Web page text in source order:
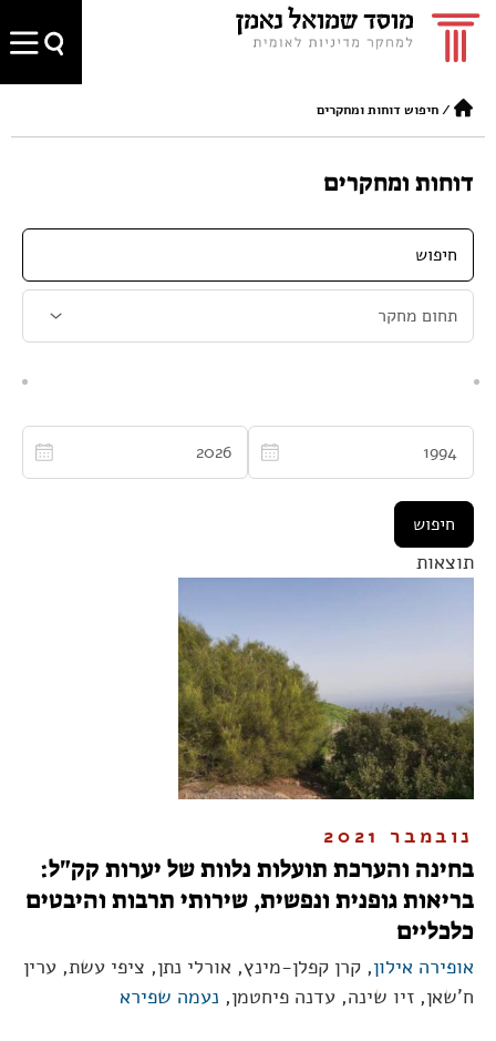
/חיפוש דוחות ומחקרים
דוחות ומחקרים
תוצאות
נובמבר 2021
בחינה והערכת תועלות נלוות של יערות קק"ל:
בריאות גופנית ונפשית, שירותי תרבות והיבטים
כלכליים
אופירה אילון, קרן קפלן-מינץ, אורלי נתן, ציפי עשת, ערין
ח'שאן, זיו שינה, עדנה פיחטמן, נעמה שפירא